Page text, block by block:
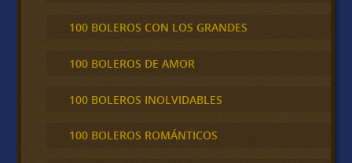
100 BOLEROS CON LOS GRANDES
100 BOLEROS DE AMOR
100 BOLEROS INOLVIDABLES
100 BOLEROS ROMÁNTICOS